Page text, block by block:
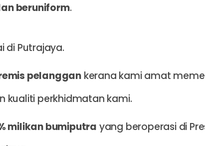
beruniform.
di Putrajaya.
pelanggan kerana kami amat
kualiti perkhidmatan kami.
milikan bumiputra yang beroperasi di